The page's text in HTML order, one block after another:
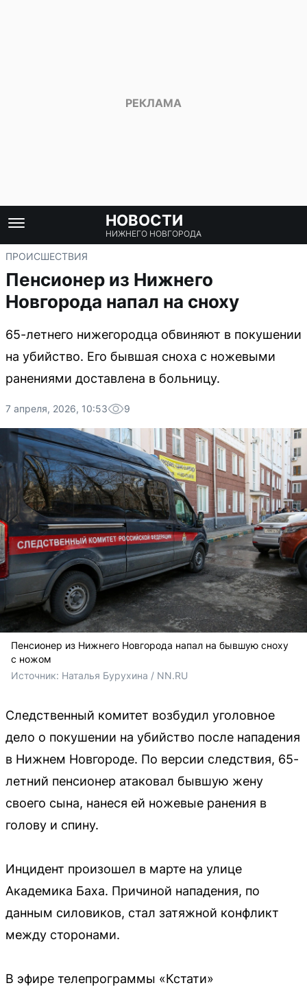
НОВОСТИ
НИЖНЕГО НОВГОРОДА
ПРОИСШЕСТВИЯ
Пенсионер из Нижнего
Новгорода напал на сноху
65-летнего нижегородца обвиняют в покушении
на убийство. Его бывшая сноха с ножевыми
ранениями доставлена в больницу.
7 апреля, 2026, 10:53 9
Пенсионер из Нижнего Новгорода напал на бывшую сноху
с ножом
Источник: Наталья Бурухина / NN.RU
Следственный комитет возбудил уголовное
дело о покушении на убийство после нападения
в Нижнем Новгороде. По версии следствия, 65-
летний пенсионер атаковал бывшую жену
своего сына, нанеся ей ножевые ранения в
голову и спину.
Инцидент произошел в марте на улице
Академика Баха. Причиной нападения, по
данным силовиков, стал затяжной конфликт
между сторонами.
В эфире телепрограммы «Кстати»